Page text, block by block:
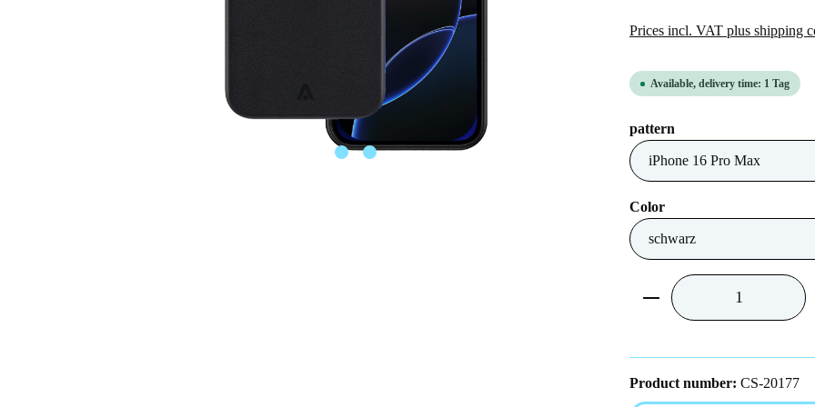
Prices incl. VAT plus shipping
Available, delivery time: 1 Tag
Select
pattern
Select
Color
Product Quantity:
Product number: CS-20177